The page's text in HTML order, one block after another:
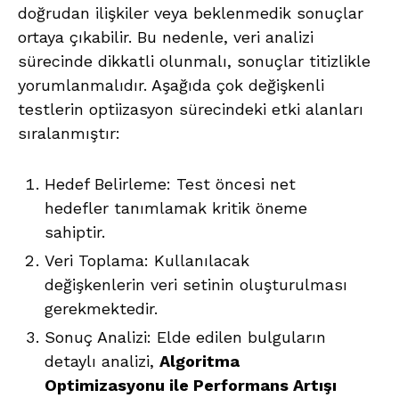
doğrudan ilişkiler veya beklenmedik sonuçlar
ortaya çıkabilir. Bu nedenle, veri analizi
sürecinde dikkatli olunmalı, sonuçlar titizlikle
yorumlanmalıdır. Aşağıda çok değişkenli
testlerin optiizasyon sürecindeki etki alanları
sıralanmıştır:
Hedef Belirleme: Test öncesi net
hedefler tanımlamak kritik öneme
sahiptir.
Veri Toplama: Kullanılacak
değişkenlerin veri setinin oluşturulması
gerekmektedir.
Sonuç Analizi: Elde edilen bulguların
detaylı analizi, Algoritma
Optimizasyonu ile Performans Artışı